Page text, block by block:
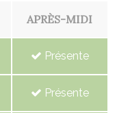
APRÈS-MIDI
Présente
Présente